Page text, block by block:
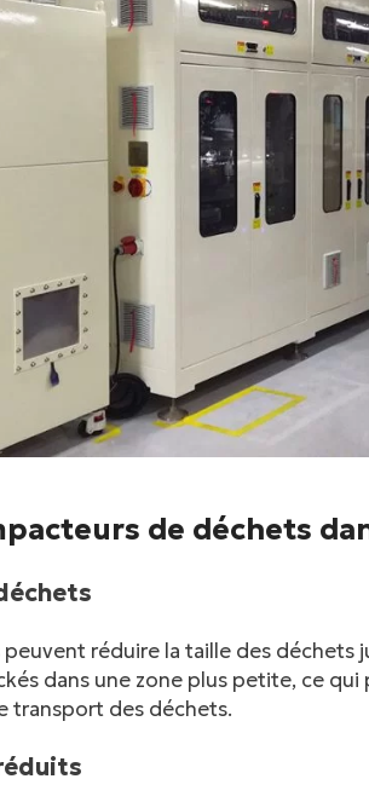
de déchets
réduire la taille des déchets
dans une zone plus petite, ce
transport des déchets.